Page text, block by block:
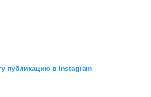
публикацию в Instagram